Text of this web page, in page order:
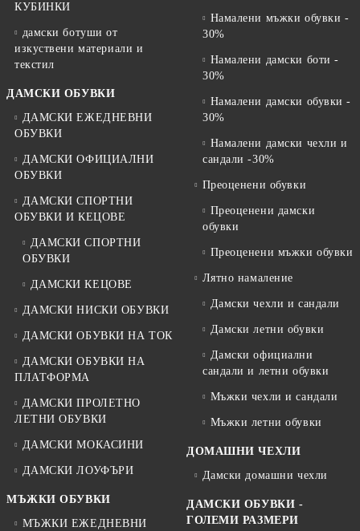
КУБИНКИ
дамски ботуши от
изкуствени материали и
текстил
ДАМСКИ ОБУВКИ
ДАМСКИ ЕЖЕДНЕВНИ
ОБУВКИ
ДАМСКИ ОФИЦИАЛНИ
ОБУВКИ
ДАМСКИ СПОРТНИ
ОБУВКИ И КЕЦОВЕ
ДАМСКИ СПОРТНИ
ОБУВКИ
ДАМСКИ КЕЦОВЕ
ДАМСКИ НИСКИ ОБУВКИ
ДАМСКИ ОБУВКИ НА ТОК
ДАМСКИ ОБУВКИ НА
ПЛАТФОРМА
ДАМСКИ ПРОЛЕТНО
ЛЕТНИ ОБУВКИ
ДАМСКИ МОКАСИНИ
ДАМСКИ ЛОУФЪРИ
МЪЖКИ ОБУВКИ
МЪЖКИ ЕЖЕДНЕВНИ
Намалени мъжки обувки -
30%
Намалени дамски боти -
30%
Намалени дамски обувки -
30%
Намалени дамски чехли и
сандали -30%
Преоценени обувки
Преоценени дамски
обувки
Преоценени мъжки обувки
Лятно намаление
Дамски чехли и сандали
Дамски летни обувки
Дамски официални
сандали и летни обувки
Мъжки чехли и сандали
Мъжки летни обувки
ДОМАШНИ ЧЕХЛИ
Дамски домашни чехли
ДАМСКИ ОБУВКИ -
ГОЛЕМИ РАЗМЕРИ